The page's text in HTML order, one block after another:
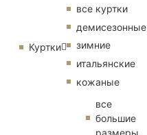
Куртки
все куртки
демисезонные
зимние
итальянские
кожаные
все
большие
размеры